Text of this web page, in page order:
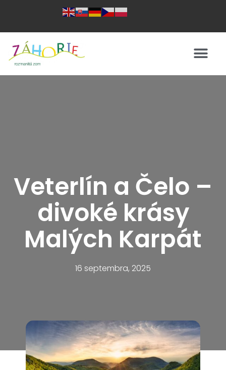
Veterlín a Čelo –
divoké krásy
Malých Karpát
16 septembra, 2025